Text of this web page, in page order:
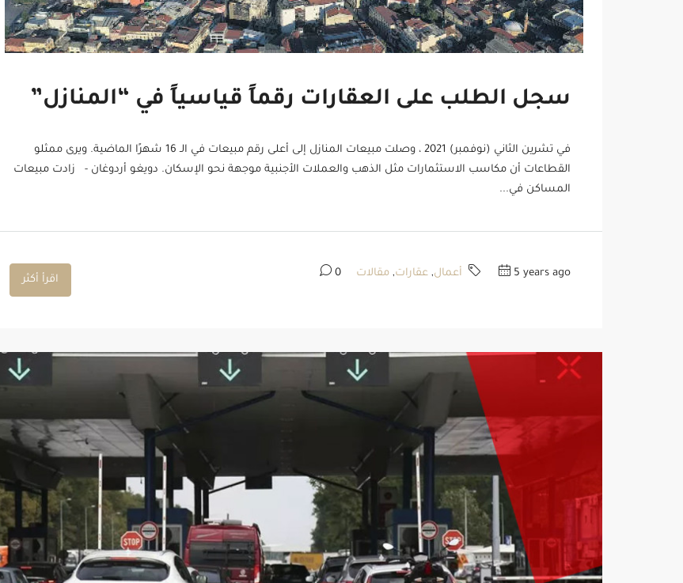
سجل الطلب على العقارات رقماً قياسياً في “المنازل”
في تشرين الثاني (نوفمبر) 2021 ، وصلت مبيعات المنازل إلى أعلى رقم مبيعات في الـ 16 شهرًا الماضية. ويرى ممثلو
القطاعات أن مكاسب الاستثمارات مثل الذهب والعملات الأجنبية موجهة نحو الإسكان. دويغو أردوغان - زادت مبيعات
المساكن في...
5 years ago أعمال, عقارات, مقالات 0
اقرأ أكثر